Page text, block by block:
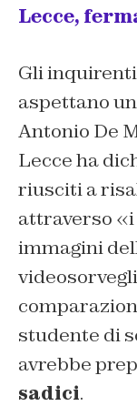
Lecce,
Gli
aspettano
Antonio De
Lecce ha
riusciti a
attraverso
immagini
studente di
avrebbe
sadici.